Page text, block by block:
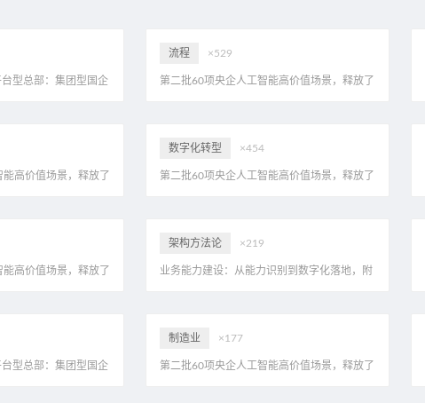
型总部：集团型国企
流程 ×529
第二批60项央企人工智能高价值场景，释放了
高价值场景，释放了
数字化转型 ×454
第二批60项央企人工智能高价值场景，释放了
高价值场景，释放了
架构方法论 ×219
业务能力建设：从能力识别到数字化落地，附
型总部：集团型国企
制造业 ×177
第二批60项央企人工智能高价值场景，释放了